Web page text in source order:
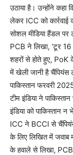
उठाया है। उन्होंने कहा
लेकर ICC को
सोशल मीडिया हैंडल
PCB ने लिखा, ‘टूर
शहरों से होते हुए, PoK
में खेली जानी है चैंपियंस
पाकिस्तान फरवरी
टीम इंडिया ने
इंडिया को पाकिस्तान
ICC ने BCCI से
के लिए लिखित में जवाब
के हवाले से लिखा,